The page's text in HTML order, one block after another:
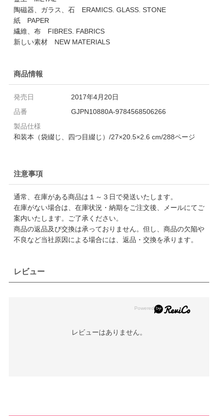
陶磁器、ガラス、石 ERAMICS. GLASS. STONE
紙 PAPER
繊維、布 FIBRES. FABRICS
新しい素材 NEW MATERIALS
商品情報
発売日
2017年4月20日
品番
GJPN10880A-9784568506266
製品仕様
和装本（袋綴じ、四つ目綴じ）/27×20.5×2.6 cm/288ページ
注意事項
通常、在庫がある商品は１～３日で発送いたします。
在庫がない場合は、在庫状況・納期をご注文後、メールにてご
案内いたします。ご了承ください。
商品の返品及び交換は承っておりません。但し、商品の欠陥や
不良など当社原因による場合には、返品・交換を承ります。
レビュー
レビューはありません。